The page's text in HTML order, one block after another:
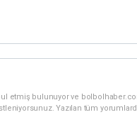
etmiş bulunuyor ve
Yazılan tüm